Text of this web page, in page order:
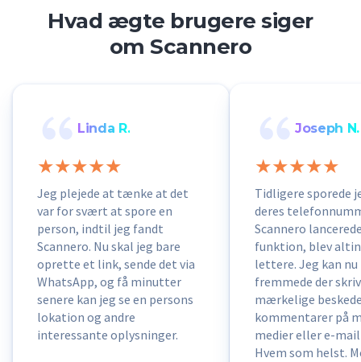
Hvad ægte brugere siger
om Scannero
Linda R.
Jeg plejede at tænke at det
var for svært at spore en
person, indtil jeg fandt
Scannero. Nu skal jeg bare
oprette et link, sende det via
WhatsApp, og få minutter
senere kan jeg se en persons
lokation og andre
interessante oplysninger.
Joseph N.
Tidligere sporede
deres
Scannero
funktion, blev
lettere. Jeg kan
fremmede der
mærkelige
kommentarer på
medier eller e-
Hvem som helst.